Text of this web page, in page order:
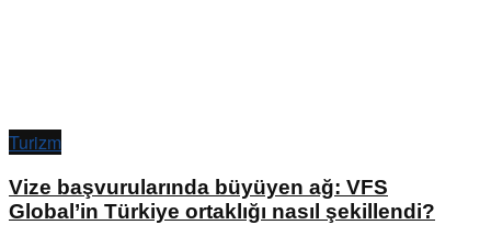
Turizm
Vize başvurularında büyüyen ağ: VFS
Global’in Türkiye ortaklığı nasıl şekillendi?